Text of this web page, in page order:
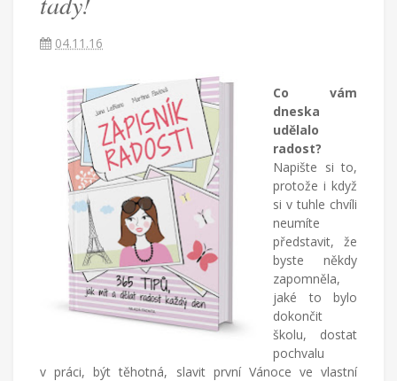
Turecku
píše
zemích,
mateřství
radostech
všednodenního
04.11.16
Co vám
dneska
udělalo
radost?
Napište si to,
protože i když
si v tuhle chvíli
neumíte
představit, že
byste někdy
zapomněla,
jaké to bylo
dokončit
školu, dostat
pochvalu
v práci, být těhotná, slavit první Vánoce ve vlastní